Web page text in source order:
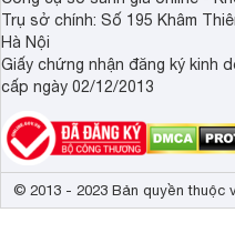
Trụ sở chính: Số 195 Khâm
Hà Nội
Giấy chứng nhận đăng ký kinh
cấp ngày 02/12/2013
© 2013 - 2023 Bản quyền thuộc